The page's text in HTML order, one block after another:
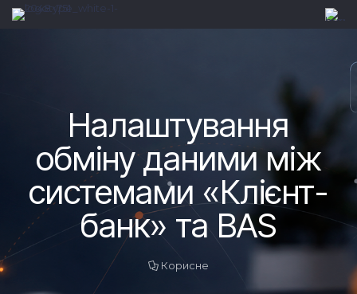
Налаштування
обміну даними між
системами «Клієнт-
банк» та BAS
Корисне